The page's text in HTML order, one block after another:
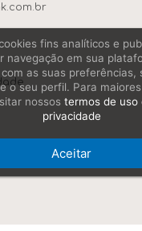
fins analíticos e
navegação em sua
as suas preferências,
o seu perfil. Para
nossos termos de uso
privacidade
Aceitar